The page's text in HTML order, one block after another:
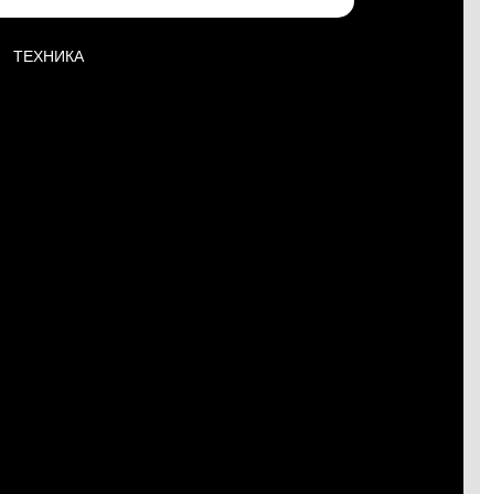
ТЕХНИКА